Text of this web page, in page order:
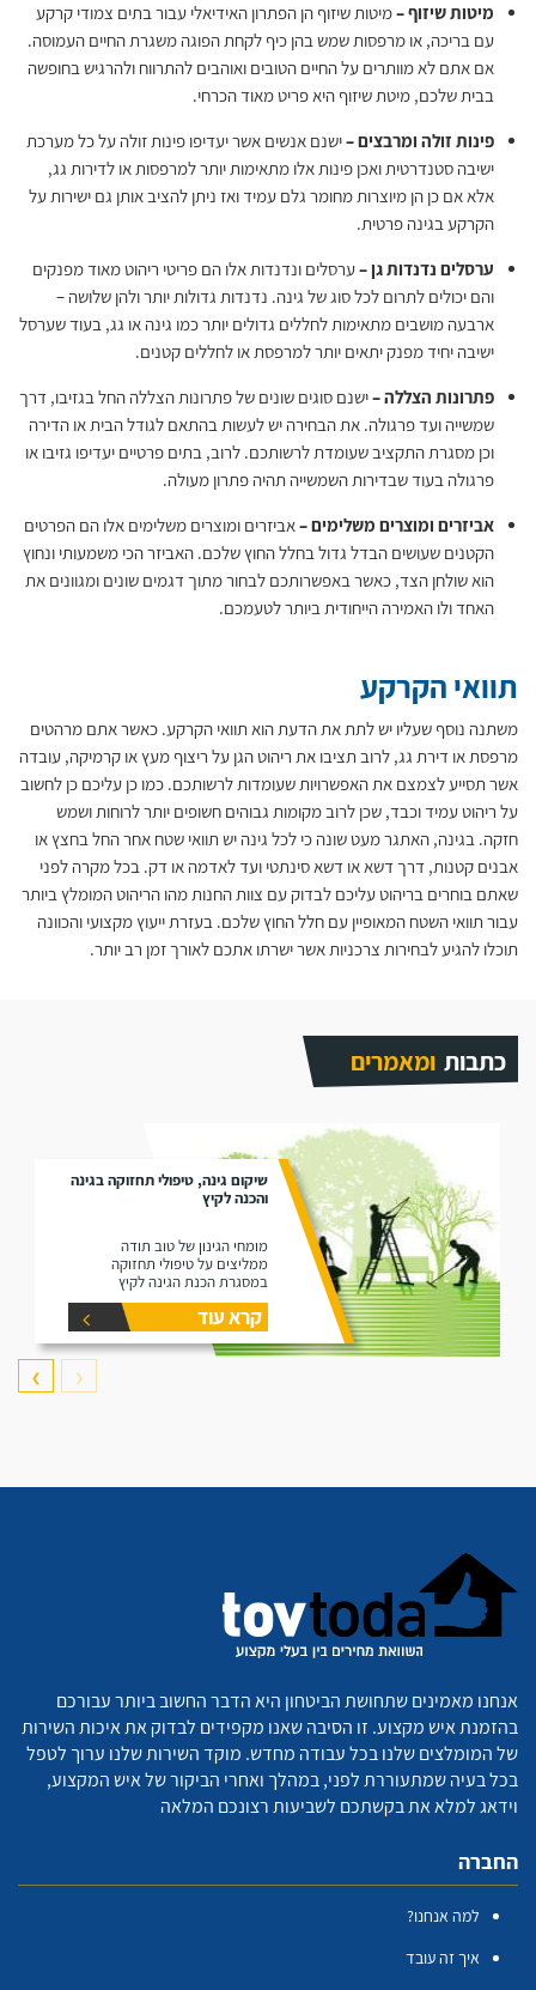
מיטות שיזוף –מיטות שיזוף הן הפתרון האידיאלי עבור בתים צמודי קרקע
עם בריכה, או מרפסות שמש בהן כיף לקחת הפוגה משגרת החיים העמוסה.
אם אתם לא מוותרים על החיים הטובים ואוהבים להתרווח ולהרגיש בחופשה
בבית שלכם, מיטת שיזוף היא פריט מאוד הכרחי.
פינות זולה ומרבצים –ישנם אנשים אשר יעדיפו פינות זולה על כל מערכת
ישיבה סטנדרטית ואכן פינות אלו מתאימות יותר למרפסות או לדירות גג,
אלא אם כן הן מיוצרות מחומר גלם עמיד ואז ניתן להציב אותן גם ישירות על
הקרקע בגינה פרטית.
ערסלים נדנדות גן –ערסלים ונדנדות אלו הם פריטי ריהוט מאוד מפנקים
והם יכולים לתרום לכל סוג של גינה. נדנדות גדולות יותר ולהן שלושה –
ארבעה מושבים מתאימות לחללים גדולים יותר כמו גינה או גג, בעוד שערסל
ישיבה יחיד מפנק יתאים יותר למרפסת או לחללים קטנים.
פתרונות הצללה –ישנם סוגים שונים של פתרונות הצללה החל בגזיבו, דרך
שמשייה ועד פרגולה. את הבחירה יש לעשות בהתאם לגודל הבית או הדירה
וכן מסגרת התקציב שעומדת לרשותכם. לרוב, בתים פרטיים יעדיפו גזיבו או
פרגולה בעוד שבדירות השמשייה תהיה פתרון מעולה.
אביזרים ומוצרים משלימים –אביזרים ומוצרים משלימים אלו הם הפרטים
הקטנים שעושים הבדל גדול בחלל החוץ שלכם. האביזר הכי משמעותי ונחוץ
הוא שולחן הצד, כאשר באפשרותכם לבחור מתוך דגמים שונים ומגוונים את
האחד ולו האמירה הייחודית ביותר לטעמכם.
תוואי הקרקע
משתנה נוסף שעליו יש לתת את הדעת הוא תוואי הקרקע. כאשר אתם מרהטים
מרפסת או דירת גג, לרוב תציבו את ריהוט הגן על ריצוף מעץ או קרמיקה, עובדה
אשר תסייע לצמצם את האפשרויות שעומדות לרשותכם. כמו כן עליכם כן לחשוב
על ריהוט עמיד וכבד, שכן לרוב מקומות גבוהים חשופים יותר לרוחות ושמש
חזקה. בגינה, האתגר מעט שונה כי לכל גינה יש תוואי שטח אחר החל בחצץ או
אבנים קטנות, דרך דשא או דשא סינתטי ועד לאדמה או דק. בכל מקרה לפני
שאתם בוחרים בריהוט עליכם לבדוק עם צוות החנות מהו הריהוט המומלץ ביותר
עבור תוואי השטח המאופיין עם חלל החוץ שלכם. בעזרת ייעוץ מקצועי והכוונה
תוכלו להגיע לבחירות צרכניות אשר ישרתו אתכם לאורך זמן רב יותר.
כתבות ומאמרים
שיקום גינה, טיפולי תחזוקה בגינה
והכנה לקיץ
מומחי הגינון של טוב תודה
ממליצים על טיפולי תחזוקה
במסגרת הכנת הגינה לקיץ
קרא עוד
❮
❯
אנחנו מאמינים שתחושת הביטחון היא הדבר החשוב ביותר עבורכם
בהזמנת איש מקצוע. זו הסיבה שאנו מקפידים לבדוק את איכות השירות
של המומלצים שלנו בכל עבודה מחדש. מוקד השירות שלנו ערוך לטפל
בכל בעיה שמתעוררת לפני, במהלך ואחרי הביקור של איש המקצוע,
וידאג למלא את בקשתכם לשביעות רצונכם המלאה
החברה
למה אנחנו?
איך זה עובד